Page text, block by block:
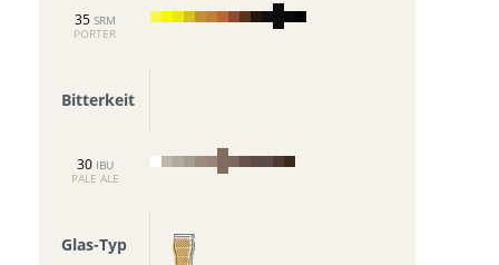
35 SRM
PORTER
Bitterkeit
30 IBU
PALE ALE
Glas-Typ